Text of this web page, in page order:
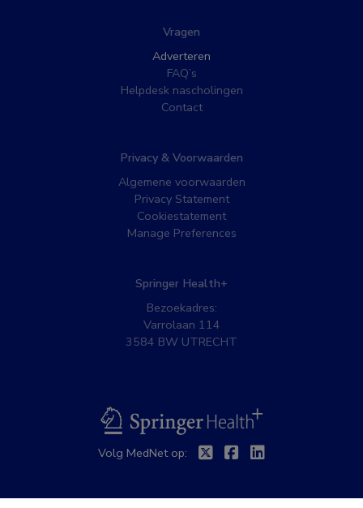
Vragen
Adverteren
FAQ’s
Helpdesk nascholingen
Contact
Privacy & Voorwaarden
Algemene voorwaarden
Privacy Statement
Cookiestatement
Manage Preferences
Springer Health+
Bezoekadres:
Varrolaan 114
3584 BW UTRECHT
BSL
Volg MedNet op: TwitterFacebook
Linkedin